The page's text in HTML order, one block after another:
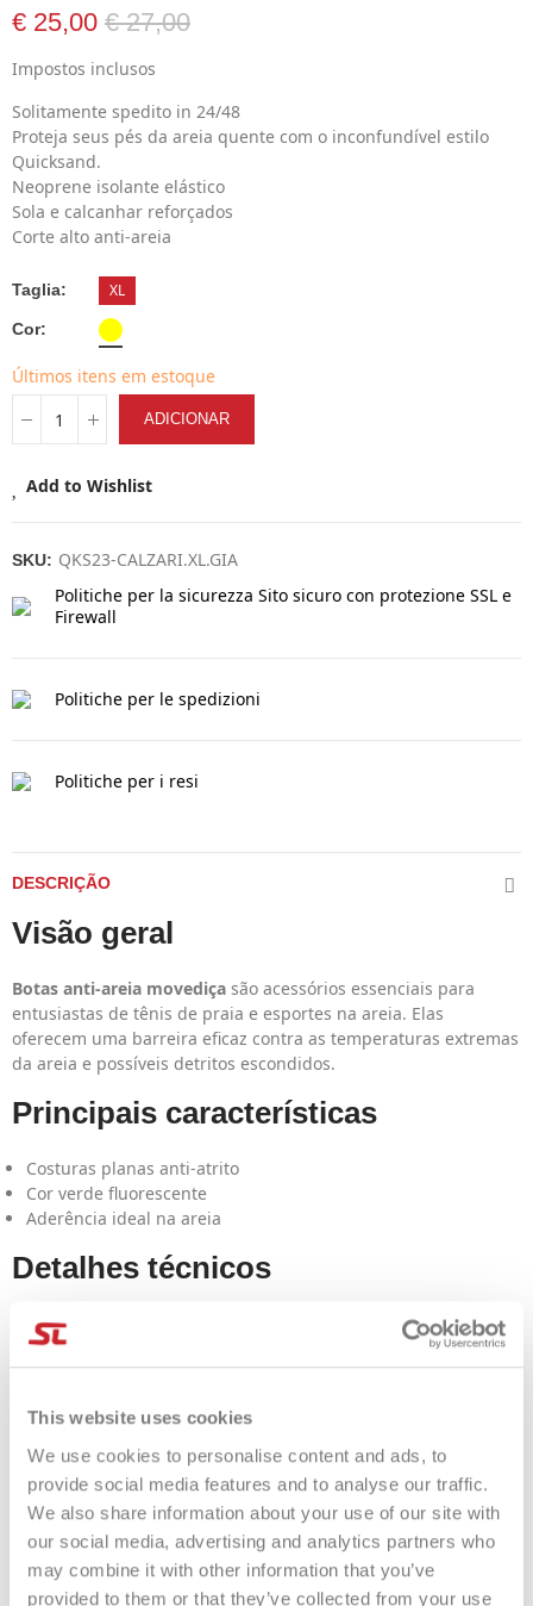
This website uses cookies
We use cookies to personalise content and ads, to
provide social media features and to analyse our traffic.
We also share information about your use of our site with
our social media, advertising and analytics partners who
may combine it with other information that you’ve
provided to them or that they’ve collected from your use
€ 25,00 € 27,00
Impostos inclusos
Solitamente spedito in 24/48
Proteja seus pés da areia quente com o inconfundível estilo
Quicksand.
Neoprene isolante elástico
Sola e calcanhar reforçados
Corte alto anti-areia
Taglia XL
Cor
Últimos itens em estoque
ADICIONAR
Add to Wishlist
SKU: QKS23-CALZARI.XL.GIA
Politiche per la sicurezza Sito sicuro con protezione SSL e
Firewall
Politiche per le spedizioni
Politiche per i resi
DESCRIÇÃO
Visão geral
Botas anti-areia movediça são acessórios essenciais para
entusiastas de tênis de praia e esportes na areia. Elas
oferecem uma barreira eficaz contra as temperaturas extremas
da areia e possíveis detritos escondidos.
Principais características
Costuras planas anti-atrito
Cor verde fluorescente
Aderência ideal na areia
Detalhes técnicos
Confeccionadas em neoprene de alta qualidade com costuras
reforçadas em contraste. O design de cano alto impede a
entrada de areia, mantendo seus pés protegidos e secos.
Cuidados com o produto
Após cada utilização, enxágue com água doce para remover
resíduos de sal e areia; seque à sombra, longe de fontes de
calor.
Perguntas frequentes